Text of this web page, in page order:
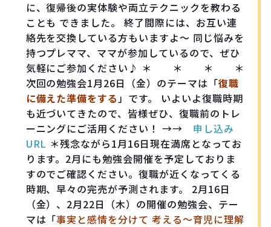
に、復帰後の実体験や両立テクニックを教わる
ことも できました。 終了間際には、お互い連
絡先を交換している方もいますよ～ 同じ悩みを
持つプレママ、ママが参加しているので、ぜひ
気軽にご参加ください♪ ＊ ＊ ＊ ＊
次回の勉強会1月26日（金）のテーマは「復職
に備えた準備をする 」です。 いよいよ復職時期
も近づいてきたので、皆様ぜひ、復職前のトレ
ーニングにご活用ください！ →→ 申し込み
URL ＊残念ながら1月16日現在満席となってお
ります。2月にも勉強会開催を予定しておりま
すのでご確認ください。復職が近くなってくる
時期、早々の完売が予測されます。 2月16日
（金）、2月22日（木）の開催の勉強会、テー
マは「事実と感情を分けて 考える〜育児に理解